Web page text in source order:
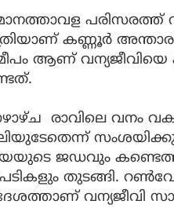
പരിസരത്ത്
കണ്ണൂർ
ആണ്
രാവിലെ വനം
ജഡവും
തുടങ്ങി.
വന്യജീവി